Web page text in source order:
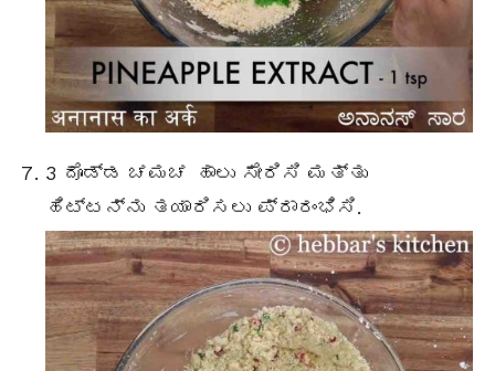
3 ದೊಡ್ಡ ಚಮಚ ಹಾಲು ಸೇರಿಸಿ ಮತ್ತು
ಹಿಟ್ಟನ್ನು ತಯಾರಿಸಲು ಪ್ರಾರಂಭಿಸಿ.